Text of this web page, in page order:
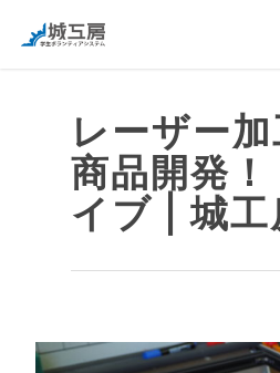
レーザー
商品開発！
イブ | 城工